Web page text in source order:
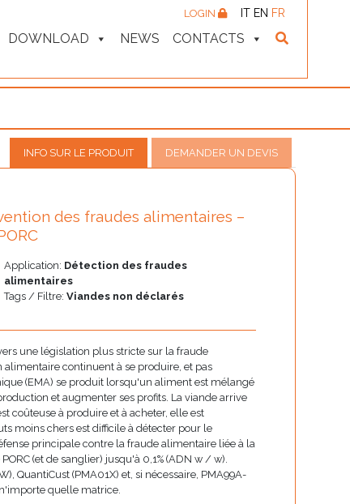
DOWNLOAD NEWS CONTACTS
LOGIN IT EN FR
INFO SUR LE PRODUIT DEMANDER UN DEVIS
des fraudes alimentaires –
Application: Détection des fraudes
alimentaires
Tags / Filtre: Viandes non déclarés
une législation plus stricte sur la fraude
continuent à se produire, et pas
(EMA) se produit lorsqu'un aliment est mélangé
et augmenter ses profits. La viande arrive
coûteuse à produire et à acheter, elle est
moins chers est difficile à détecter pour le
principale contre la fraude alimentaire liée à la
(et de sanglier) jusqu'à 0,1% (ADN w / w).
QuantiCust (PMA01X) et, si nécessaire, PMA99A-
quelle matrice.